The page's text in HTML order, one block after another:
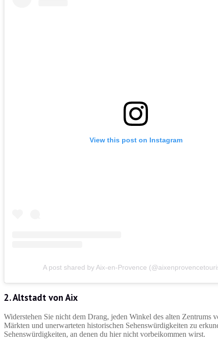
View this post on Instagram
A post shared by Aix-en-Provence
2. Altstadt von Aix
Widerstehen Sie nicht dem Drang, jeden Winkel des alten
Märkten und unerwarteten historischen Sehenswürdigkeiten zu
Sehenswürdigkeiten, an denen du hier nicht vorbeikommen wirst.